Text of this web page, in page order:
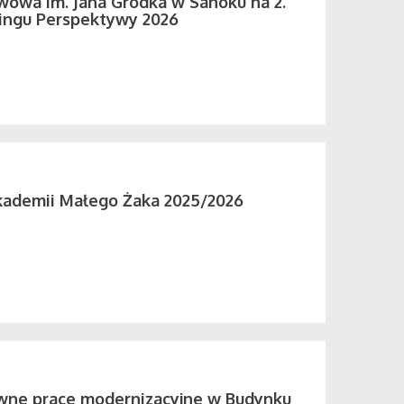
Perspektywy 2026
Małego Żaka 2025/2026
prace modernizacyjne w Budynku